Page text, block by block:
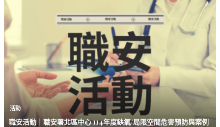
活動
職安活動｜職安署北區中心 114年度缺氧/局限空間危害預防與案例